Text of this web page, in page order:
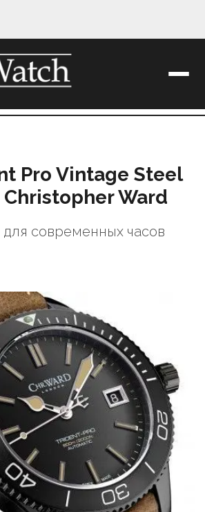
Pro Vintage Steel
Ward
современных часов